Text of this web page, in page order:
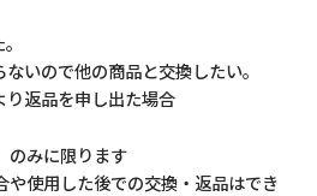
いので他の商品と交換したい。
返品を申し出た場合
みに限ります
使用した後での交換・返品はでき